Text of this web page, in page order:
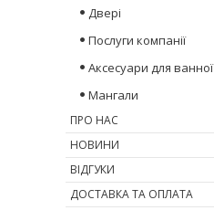
Двері
Послуги компанії
Аксесуари для ванної
Мангали
ПРО НАС
НОВИНИ
ВІДГУКИ
ДОСТАВКА ТА ОПЛАТА